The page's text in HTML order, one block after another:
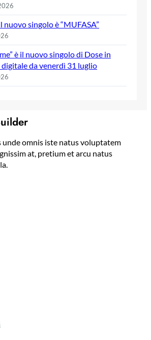
nuovo singolo è “MUFASA”
è il nuovo singolo di Dose in
digitale da venerdì 31 luglio
unde omnis iste natus voluptatem
at, pretium et arcu natus